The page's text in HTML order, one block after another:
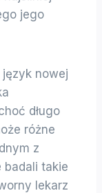
jego
nowej
długo
różne
z
badali takie
lekarz